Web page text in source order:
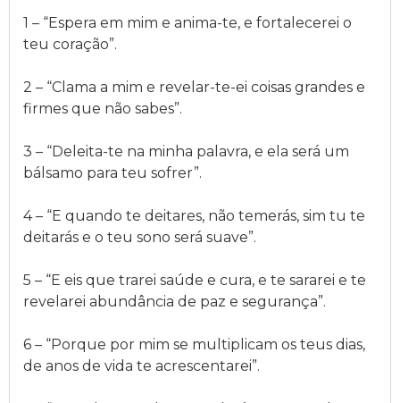
1 – “Espera em mim e anima-te, e fortalecerei o
teu coração”.
2 – “Clama a mim e revelar-te-ei coisas grandes e
firmes que não sabes”.
3 – “Deleita-te na minha palavra, e ela será um
bálsamo para teu sofrer”.
4 – “E quando te deitares, não temerás, sim tu te
deitarás e o teu sono será suave”.
5 – “E eis que trarei saúde e cura, e te sararei e te
revelarei abundância de paz e segurança”.
6 – “Porque por mim se multiplicam os teus dias,
de anos de vida te acrescentarei”.